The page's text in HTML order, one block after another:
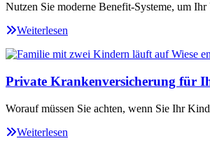
Nutzen Sie moderne Benefit-Systeme, um
Weiterlesen
Private Krankenversicherung für
Worauf müssen Sie achten, wenn Sie Ihr
Weiterlesen